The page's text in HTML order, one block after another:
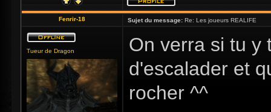
Fenrir-18 Sujet du message: Re: Les joueurs REALIFE
Tueur de Dragon
On verra si tu y
d'escalader et
rocher ^^